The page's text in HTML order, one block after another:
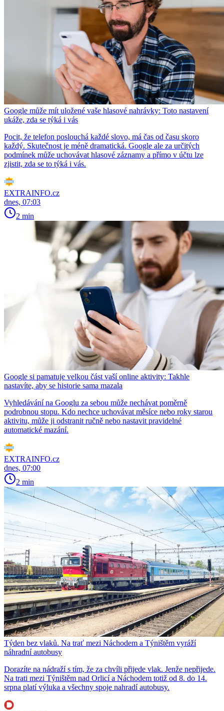
Google může mít uložené vaše hlasové nahrávky: Toto nastavení
ukáže, zda se týká i vás
Pocit, že telefon poslouchá každé slovo, má čas od času skoro
každý. Skutečnost je méně dramatická. Google ale za určitých
podmínek může uchovávat hlasové záznamy a přímo v účtu lze
zjistit, zda se to týká i vás.
EXTRAINFO.cz
dnes, 07:03
2 min
Google si pamatuje velkou část vaší online aktivity: Takhle
nastavíte, aby se historie sama mazala
Vyhledávání na Googlu za sebou může nechávat poměrně
podrobnou stopu. Kdo nechce uchovávat měsíce nebo roky starou
aktivitu, může ji odstranit ručně nebo nastavit pravidelné
automatické mazání.
EXTRAINFO.cz
dnes, 07:00
2 min
Týden bez vlaků. Na trať mezi Náchodem a Týništěm vyráží
náhradní autobusy
Dorazíte na nádraží s tím, že za chvíli přijede vlak. Jenže nepřijede.
Na trati mezi Týništěm nad Orlicí a Náchodem totiž od 8. do 14.
srpna platí výluka a všechny spoje nahradí autobusy.